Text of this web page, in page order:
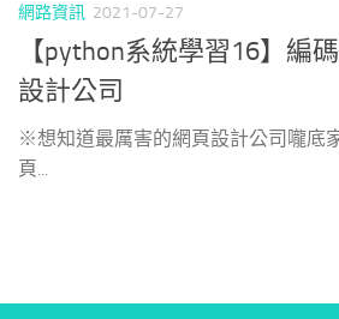
網路資訊 2021-07-27
【python系統學習16】編
設計公司
※想知道最厲害的網頁設計公司嚨底
頁...